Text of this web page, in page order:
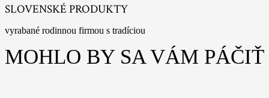
SLOVENSKÉ PRODUKTY
vyrabané rodinnou firmou s tradíciou
MOHLO BY SA VÁM PÁČIŤ